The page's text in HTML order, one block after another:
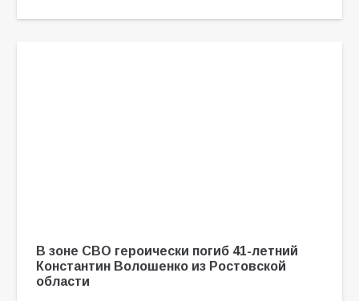
В зоне СВО героически погиб 41-летний
Константин Волошенко из Ростовской
области